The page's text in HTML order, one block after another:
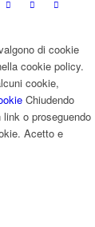
di cookie
cookie policy.
cookie,
Chiudendo
o proseguendo
Acetto e